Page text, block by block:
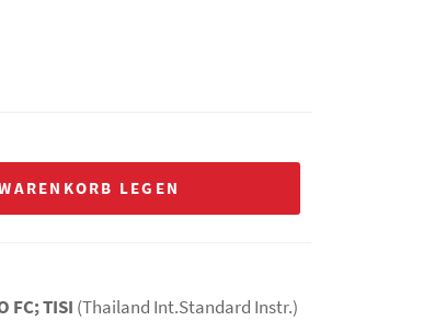
LEGEN
FC; TISI (Thailand Int.Standard Instr.)